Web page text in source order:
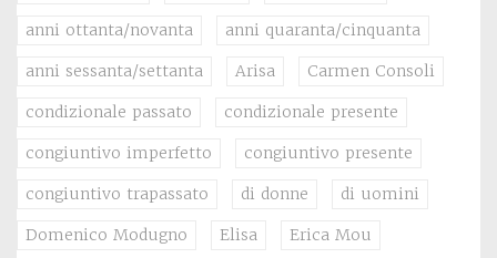
anni ottanta/novanta anni quaranta/cinquanta
anni sessanta/settanta Arisa Carmen Consoli
condizionale passato condizionale presente
congiuntivo imperfetto congiuntivo presente
congiuntivo trapassato di donne di uomini
Domenico Modugno Elisa Erica Mou